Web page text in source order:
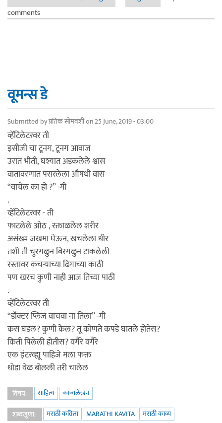
comments
वूमन्स डे
Submitted byप्रतिक सोमवंशीon 25 June, 2019 - 03:00
व्हेंटिलेटरवर ती
इसीजी चा टूनग, टूनग आवाज
उरात भीती, घश्यात अडकलेले श्वास
वातावरणात पसरलेला औषधी वास
“वाचेल का हो ?” -मी
.
व्हेंटिलेटरवर - ती
फाटलेले ओठ , रक्ताळलेल शरीर
असंख्य जखमा घेऊन, खचलेला धीर
तशी ती चुरगळुन बिरगळुन टाकलेली
रस्तावर कचऱ्याच्या ढिगाच्या काठी
पण खरच कुणी नाही आज तिच्या पाठी
.
व्हेंटिलेटरवर ती
“डॉक्टर प्लिज वाचवा ना तिला” -मी
कस घडल? कुणी केल? तू कोणते कपडे घातले होतेस?
किती पिलेली होतीस? वगैरे वगैरे
एक इंटरव्ह्यू पाहिजे मला फक्त
थोडा वेळ बोलली तरी चालेल
विषय: साहित्य
काव्यलेखन
शब्दखुणा:
मराठी कविता MARATHI KAVITA मराठी काव्य